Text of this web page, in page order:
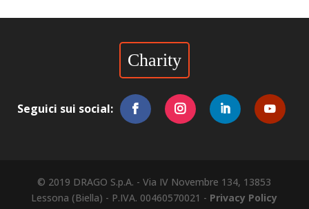
Charity
Seguici sui social:
© 2019 DRAGO S.p.A. - Via IV Novembre 134, 13853
Lessona (Biella) - P.IVA. 00460570021 - Privacy Policy